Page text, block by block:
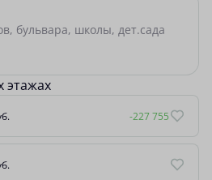
бульвара, школы, дет.сада
этажах
-227 755